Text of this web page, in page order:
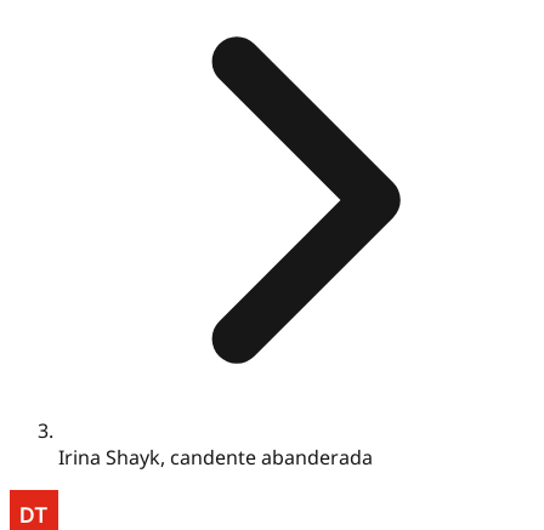
Irina Shayk, candente abanderada